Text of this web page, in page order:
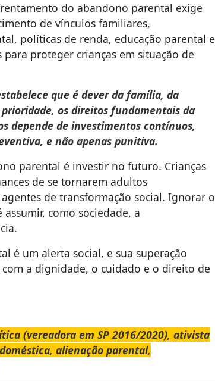
do abandono parental exige
de vínculos familiares,
políticas de renda, educação parental e
proteger crianças em situação de
que é dever da família, da
os direitos fundamentais da
depende de investimentos contínuos,
e não apenas punitiva.
parental é investir no futuro. Crianças
de se tornarem adultos
de transformação social. Ignorar o
como sociedade, a
é um alerta social, e sua superação
a dignidade, o cuidado e o direito de
(vereadora em SP 2016/2020), ativista
alienação parental,